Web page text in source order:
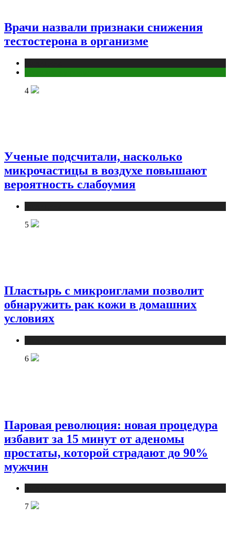
Врачи назвали признаки снижения
тестостерона в организме
4
Ученые подсчитали, насколько
микрочастицы в воздухе повышают
вероятность слабоумия
5
Пластырь с микроиглами позволит
обнаружить рак кожи в домашних
условиях
6
Паровая революция: новая процедура
избавит за 15 минут от аденомы
простаты, которой страдают до 90%
мужчин
7